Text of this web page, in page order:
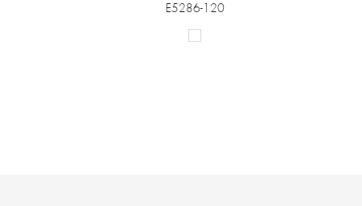
E5286-120